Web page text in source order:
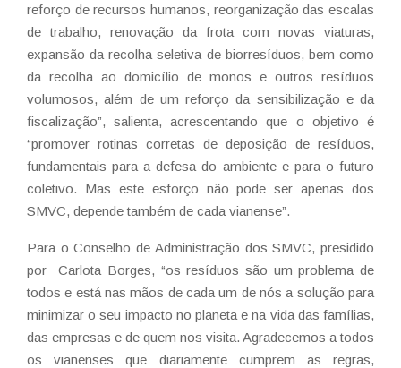
reforço de recursos humanos, reorganização das escalas
de trabalho, renovação da frota com novas viaturas,
expansão da recolha seletiva de biorresíduos, bem como
da recolha ao domicílio de monos e outros resíduos
volumosos, além de um reforço da sensibilização e da
fiscalização”, salienta, acrescentando que o objetivo é
“promover rotinas corretas de deposição de resíduos,
fundamentais para a defesa do ambiente e para o futuro
coletivo. Mas este esforço não pode ser apenas dos
SMVC, depende também de cada vianense”.
Para o Conselho de Administração dos SMVC, presidido
por Carlota Borges, “os resíduos são um problema de
todos e está nas mãos de cada um de nós a solução para
minimizar o seu impacto no planeta e na vida das famílias,
das empresas e de quem nos visita. Agradecemos a todos
os vianenses que diariamente cumprem as regras,